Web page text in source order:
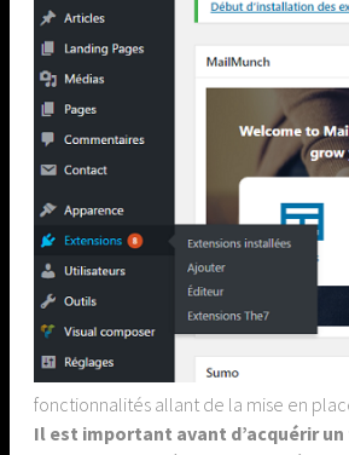
fonctionnalités allant de la mise en
Il est important avant d’acquérir